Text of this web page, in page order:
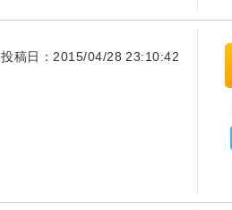
投稿日：2015/04/28 23:10:42